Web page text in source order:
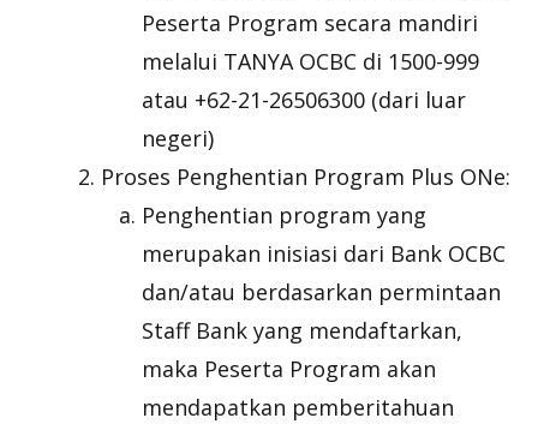
Peserta Program secara mandiri
melalui TANYA OCBC di 1500-999
atau +62-21-26506300 (dari luar
negeri)
Proses Penghentian Program Plus ONe:
Penghentian program yang
merupakan inisiasi dari Bank OCBC
dan/atau berdasarkan permintaan
Staff Bank yang mendaftarkan,
maka Peserta Program akan
mendapatkan pemberitahuan